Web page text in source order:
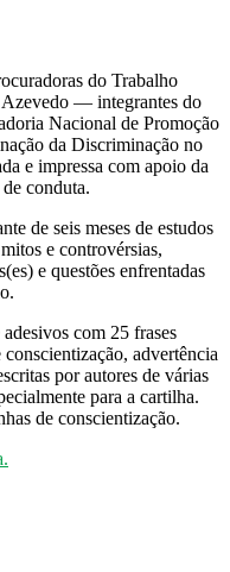
do Trabalho
— integrantes do
Nacional de Promoção
da Discriminação no
e impressa com apoio da
conduta.
de seis meses de estudos
e controvérsias,
e questões enfrentadas
com 25 frases
conscientização, advertência
por autores de várias
para a cartilha.
de conscientização.